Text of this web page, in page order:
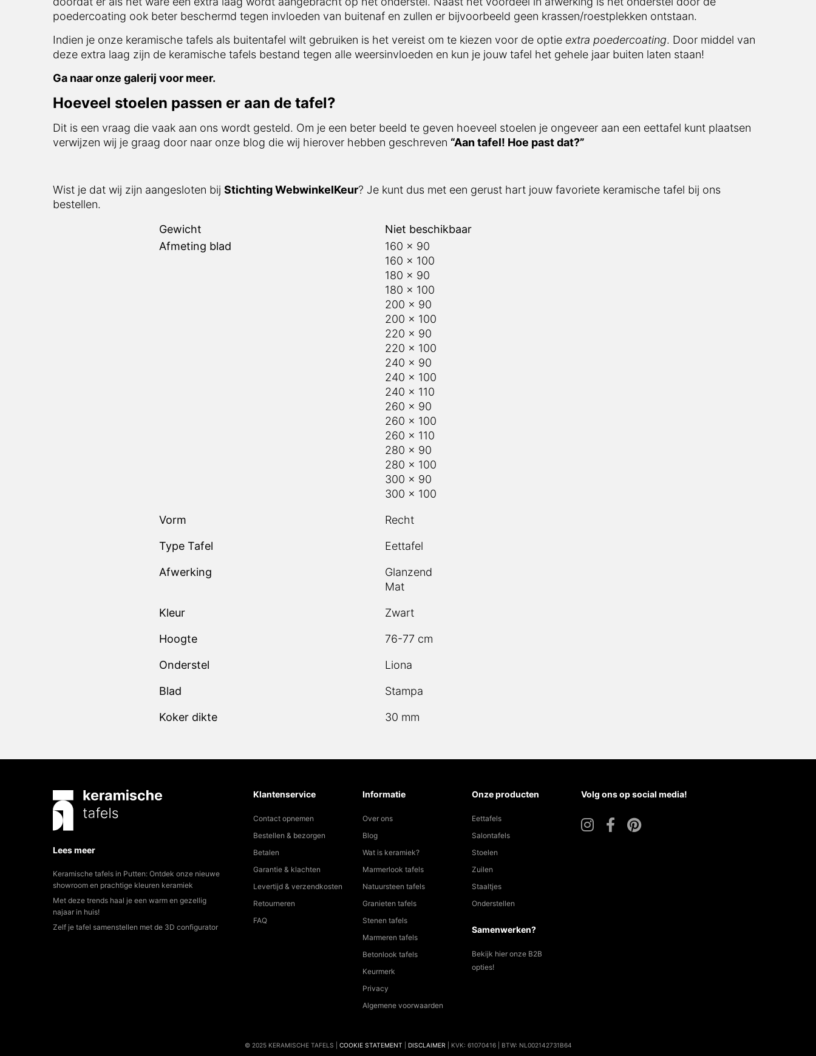
poedercoating ook beter beschermd tegen invloeden van buitenaf en zullen er bijvoorbeeld geen krassen/roestplekken ontstaan.
Indien je onze keramische tafels als buitentafel wilt gebruiken is het vereist om te kiezen voor de optie extra poedercoating. Door middel van
deze extra laag zijn de keramische tafels bestand tegen alle weersinvloeden en kun je jouw tafel het gehele jaar buiten laten staan!
Ga naar onze galerij voor meer.
Hoeveel stoelen passen er aan de tafel?
Dit is een vraag die vaak aan ons wordt gesteld. Om je een beter beeld te geven hoeveel stoelen je ongeveer aan een eettafel kunt plaatsen
verwijzen wij je graag door naar onze blog die wij hierover hebben geschreven “Aan tafel! Hoe past dat?”
Wist je dat wij zijn aangesloten bij Stichting WebwinkelKeur? Je kunt dus met een gerust hart jouw favoriete keramische tafel bij ons
bestellen.
Gewicht
Niet beschikbaar
Afmeting blad
160 x 90
160 x 100
180 x 90
180 x 100
200 x 90
200 x 100
220 x 90
220 x 100
240 x 90
240 x 100
240 x 110
260 x 90
260 x 100
260 x 110
280 x 90
280 x 100
300 x 90
300 x 100
Vorm Recht
Type Tafel Eettafel
Afwerking
Glanzend
Mat
Kleur Zwart
Hoogte 76-77 cm
Onderstel Liona
Blad Stampa
Koker dikte 30 mm
Lees meer
Keramische tafels in Putten: Ontdek onze nieuwe
showroom en prachtige kleuren keramiek
Met deze trends haal je een warm en gezellig
najaar in huis!
Zelf je tafel samenstellen met de 3D configurator
Klantenservice
Contact opnemen
Bestellen & bezorgen
Betalen
Garantie & klachten
Levertijd & verzendkosten
Retourneren
FAQ
Informatie
Over ons
Blog
Wat is keramiek?
Marmerlook tafels
Natuursteen tafels
Granieten tafels
Stenen tafels
Marmeren tafels
Betonlook tafels
Keurmerk
Privacy
Algemene voorwaarden
Onze producten
Eettafels
Salontafels
Stoelen
Zuilen
Staaltjes
Onderstellen
Samenwerken?
Bekijk hier onze B2B
opties!
Volg ons op social media!
© 2025 KERAMISCHE TAFELS | COOKIE STATEMENT DISCLAIMER | KVK: 61070416 | BTW: NL002142731B64